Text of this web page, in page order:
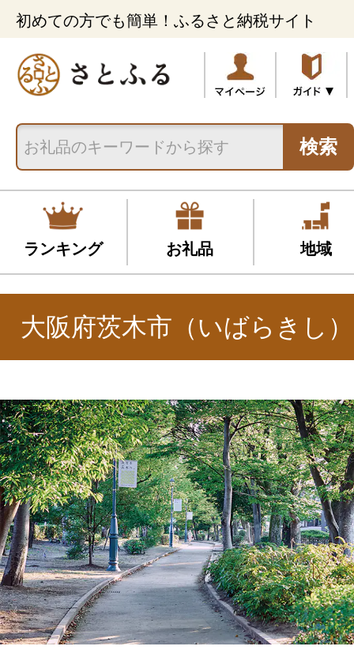
初めての方でも簡単！ふるさと納税サイト
検索
ランキング お礼品 地域
大阪府茨木市（いばらきし）